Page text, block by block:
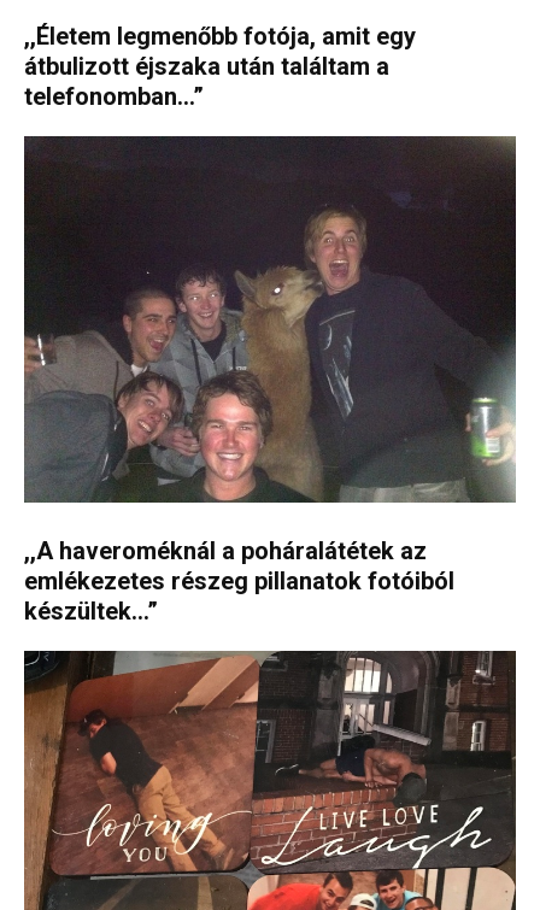
,,Életem legmenőbb fotója, amit egy
átbulizott éjszaka után találtam a
telefonomban…”
,,A haveroméknál a poháralátétek az
emlékezetes részeg pillanatok fotóiból
készültek…”